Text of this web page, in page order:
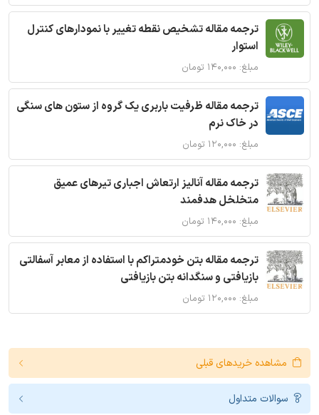
ترجمه مقاله تشخیص نقطه تغییر با نمودارهای کنترل
استوار
مبلغ: ۱۴۰,۰۰۰ تومان
ترجمه مقاله ظرفیت باربری یک گروه از ستون های سنگی
در خاک نرم
مبلغ: ۱۲۰,۰۰۰ تومان
ترجمه مقاله آنالیز ارتعاش اجباری تیرهای عمیق
متخلخل هدفمند
مبلغ: ۱۴۰,۰۰۰ تومان
ترجمه مقاله بتن خودمتراکم با استفاده از معابر آسفالتی
بازیافتی و سنگدانه بتن بازیافتی
مبلغ: ۱۲۰,۰۰۰ تومان
مشاهده خریدهای قبلی
سوالات متداول